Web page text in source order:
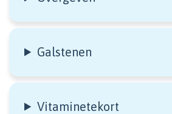
Galstenen
Vitaminetekort